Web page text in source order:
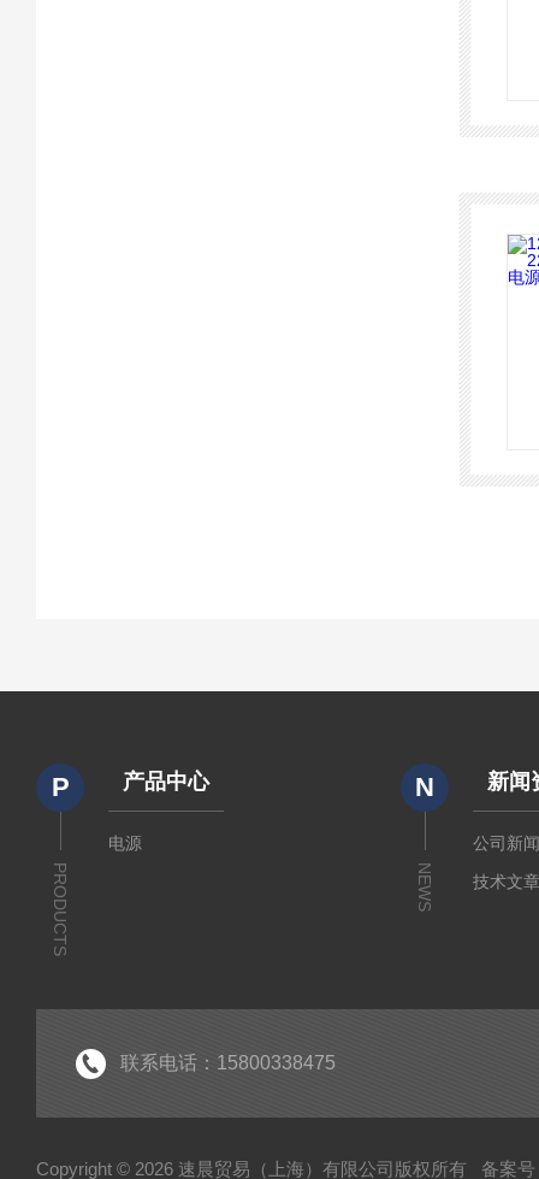
P
PRODUCTS
产品中心
电源
N
NEWS
新闻
公司新
技术文
联系电话：15800338475
Copyright © 2026 速晨贸易（上海）有限公司版权所有 备案号